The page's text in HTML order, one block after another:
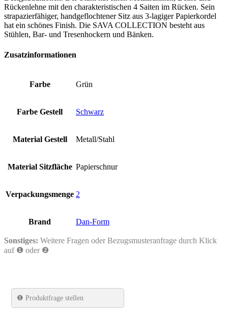
Rückenlehne mit den charakteristischen 4 Saiten im Rücken. Sein
strapazierfähiger, handgeflochtener Sitz aus 3-lagiger Papierkordel
hat ein schönes Finish. Die SAVA COLLECTION besteht aus
Stühlen, Bar- und Tresenhockern und Bänken.
Zusatzinformationen
Farbe Grün
Farbe Gestell Schwarz
Material Gestell Metall/Stahl
Material Sitzfläche Papierschnur
Verpackungsmenge 2
Brand Dan-Form
Sonstiges: Weitere Fragen oder Bezugsmusteranfrage durch Klick
auf ❶ oder ❷
❶ Produktfrage stellen